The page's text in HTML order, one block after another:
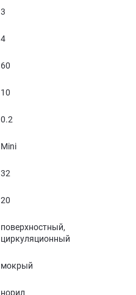
3
4
60
10
0.2
Mini
32
20
поверхностный,
циркуляционный
мокрый
норил